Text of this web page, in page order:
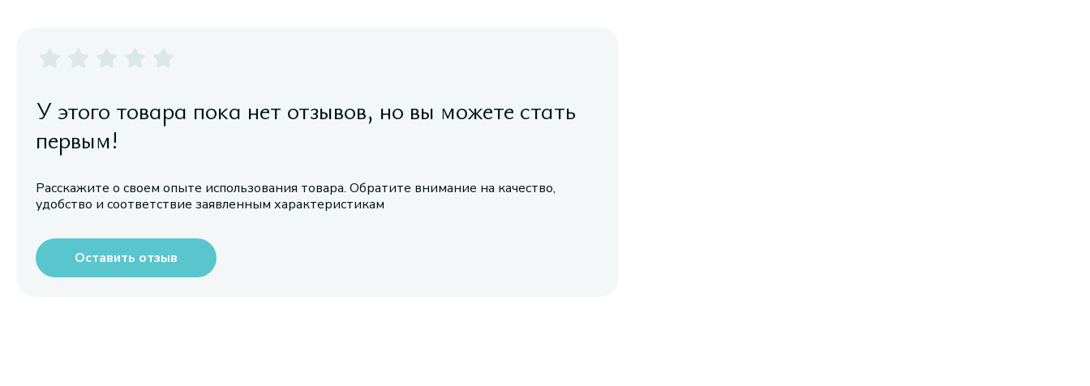
У этого товара пока нет отзывов, но вы можете стать
первым!
Расскажите о своем опыте использования товара. Обратите внимание на качество,
удобство и соответствие заявленным характеристикам
Оставить отзыв